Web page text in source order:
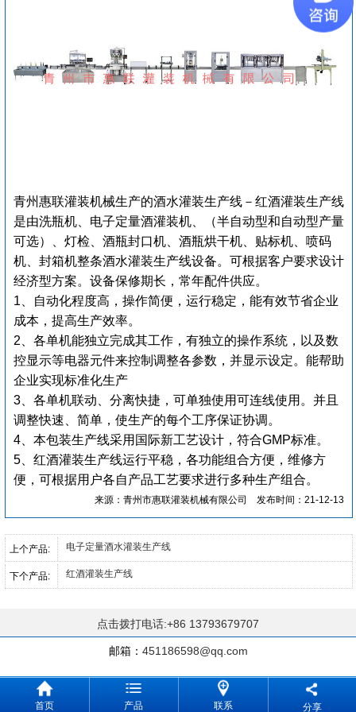
青州惠联灌装机械生产的酒水灌装生产线－红酒灌装生产线
是由洗瓶机、电子定量酒灌装机、（半自动型和自动型产量
可选）、灯检、酒瓶封口机、酒瓶烘干机、贴标机、喷码
机、封箱机整条酒水灌装生产线设备。可根据客户要求设计
经济型方案。设备保修期长，常年配件供应。
1、自动化程度高，操作简便，运行稳定，能有效节省企业
成本，提高生产效率。
2、各单机能独立完成其工作，有独立的操作系统，以及数
控显示等电器元件来控制调整各参数，并显示设定。能帮助
企业实现标准化生产
3、各单机联动、分离快捷，可单独使用可连线使用。并且
调整快速、简单，使生产的每个工序保证协调。
4、本包装生产线采用国际新工艺设计，符合GMP标准。
5、红酒灌装生产线运行平稳，各功能组合方便，维修方
便，可根据用户各自产品工艺要求进行多种生产组合。
来源：青州市惠联灌装机械有限公司 发布时间：21-12-13
上个产品: 电子定量酒水灌装生产线
下个产品: 红酒灌装生产线
点击拨打电话:+86 13793679707
邮箱： 451186598@qq.com
首页 产品 联系 分享